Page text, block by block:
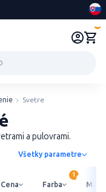
Svetre
a pulovrami.
Všetky parametre
Cena Farba